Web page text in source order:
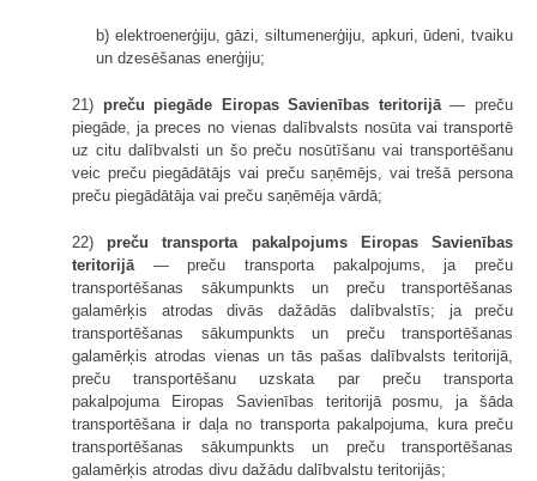
b) elektroenerģiju, gāzi, siltumenerģiju, apkuri, ūdeni, tvaiku
un dzesēšanas enerģiju;
21) preču piegāde Eiropas Savienības teritorijā— preču
piegāde, ja preces no vienas dalībvalsts nosūta vai transportē
uz citu dalībvalsti un šo preču nosūtīšanu vai transportēšanu
veic preču piegādātājs vai preču saņēmējs, vai trešā persona
preču piegādātāja vai preču saņēmēja vārdā;
22) preču transporta pakalpojums Eiropas Savienības
teritorijā— preču transporta pakalpojums, ja preču
transportēšanas sākumpunkts un preču transportēšanas
galamērķis atrodas divās dažādās dalībvalstīs; ja preču
transportēšanas sākumpunkts un preču transportēšanas
galamērķis atrodas vienas un tās pašas dalībvalsts teritorijā,
preču transportēšanu uzskata par preču transporta
pakalpojuma Eiropas Savienības teritorijā posmu, ja šāda
transportēšana ir daļa no transporta pakalpojuma, kura preču
transportēšanas sākumpunkts un preču transportēšanas
galamērķis atrodas divu dažādu dalībvalstu teritorijās;